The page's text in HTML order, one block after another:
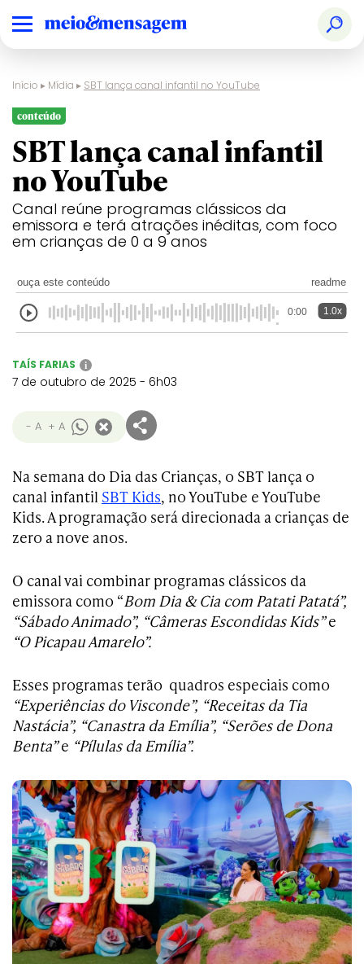
Início ▸ Mídia ▸ SBT lança canal infantil no YouTube
conteúdo
SBT lança canal infantil
no YouTube
Canal reúne programas clássicos da
emissora e terá atrações inéditas, com foco
em crianças de 0 a 9 anos
ouça este conteúdo readme
0:00 1.0x
TAÍS FARIAS i
7 de outubro de 2025 - 6h03
- A + A
Na semana do Dia das Crianças, o SBT lança o
canal infantil SBT Kids, no YouTube e YouTube
Kids. A programação será direcionada a crianças de
zero a nove anos.
O canal vai combinar programas clássicos da
emissora como “Bom Dia & Cia com Patati Patatá”,
“Sábado Animado”, “Câmeras Escondidas Kids”e
“O Picapau Amarelo”.
Esses programas terão quadros especiais como
“Experiências do Visconde”, “Receitas da Tia
Nastácia”, “Canastra da Emília”, “Serões de Dona
Benta”e “Pílulas da Emília”.